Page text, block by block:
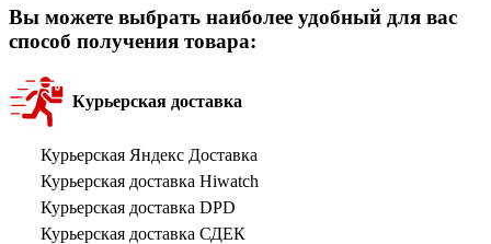
Вы можете выбрать наиболее удобный для вас
способ получения товара:
Курьерская доставка
Курьерская Яндекс Доставка
Курьерская доставка Hiwatch
Курьерская доставка DPD
Курьерская доставка СДЕК